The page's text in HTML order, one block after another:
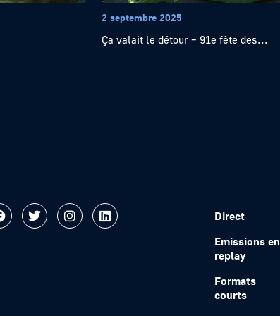
2 septembre 2025
Ça valait le détour – 91e fête des...
Direct
Emissions en
replay
Formats
courts